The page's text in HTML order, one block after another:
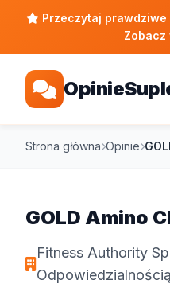
Przeczytaj
Zobacz
Strona główna Opinie
GOLD Amino
Fitness Authority
Odpowiedzialnością